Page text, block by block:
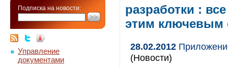
Подписка на новости:
Управление
документами
разработки :
этим ключевым
28.02.2012
(Новости)